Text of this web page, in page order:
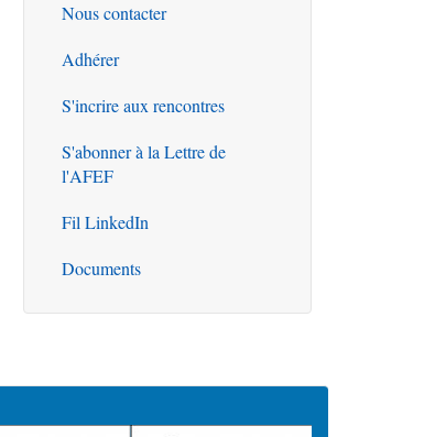
Outils
Nous contacter
Adhérer
S'incrire aux rencontres
S'abonner à la Lettre de
l'AFEF
Fil LinkedIn
Documents